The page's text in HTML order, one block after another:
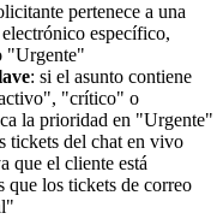
pertenece a una
específico,
"Urgente"
: si el asunto contiene
"crítico" o
la prioridad en "Urgente"
tickets del chat en vivo
que el cliente está
que los tickets de correo